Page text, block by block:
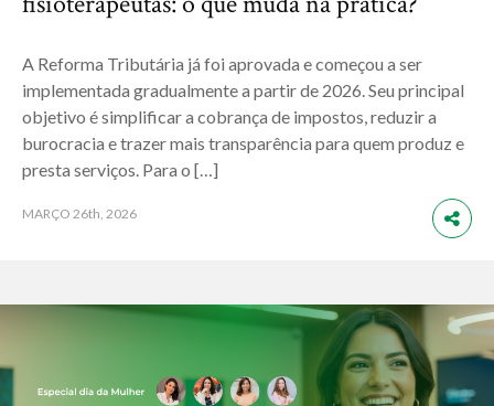
A Reforma Tributária já foi aprovada e começou a ser
implementada gradualmente a partir de 2026. Seu principal
objetivo é simplificar a cobrança de impostos, reduzir a
burocracia e trazer mais transparência para quem produz e
presta serviços. Para o […]
MARÇO 26th, 2026